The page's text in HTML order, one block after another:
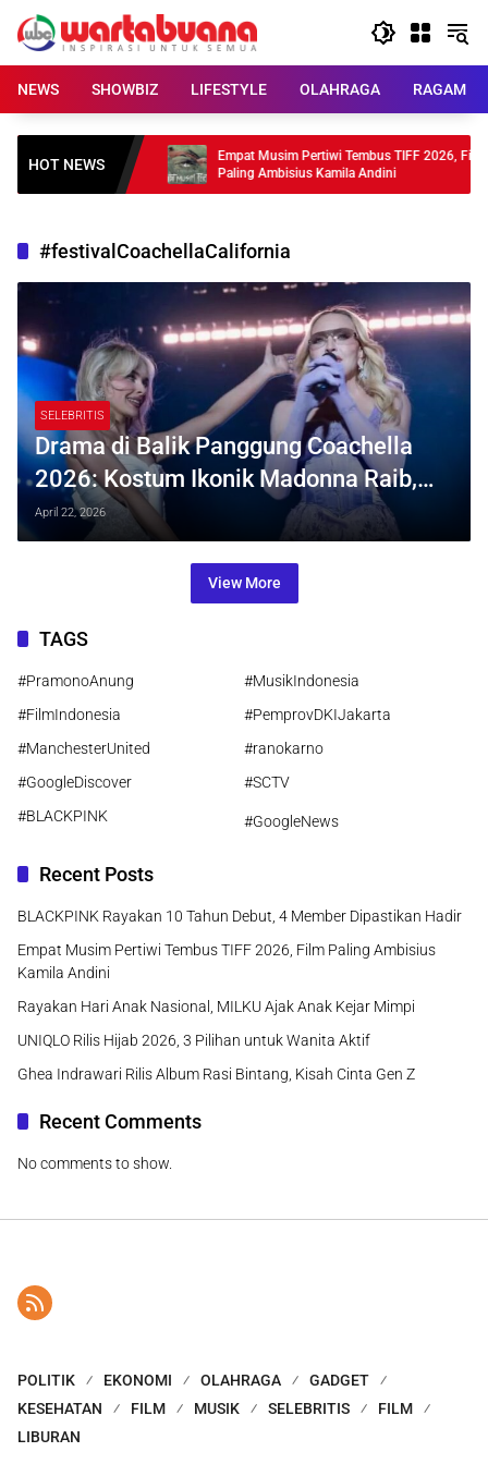
content
NEWS
SHOWBIZ LIFESTYLE OLAHRAGA RAGAM
HOT NEWS
Debut, 4
Empat Musim Pertiwi Tembus TIFF 2026, Film
Paling Ambisius Kamila Andini
#festivalCoachellaCalifornia
SELEBRITIS
Drama di Balik Panggung Coachella
2026: Kostum Ikonik Madonna Raib,
Ada Apa Sebenarnya?
April 22, 2026
View More
TAGS
#PramonoAnung
#MusikIndonesia
#FilmIndonesia
#PemprovDKIJakarta
#ManchesterUnited
#ranokarno
#GoogleDiscover
#SCTV
#BLACKPINK
#GoogleNews
Recent Posts
BLACKPINK Rayakan 10 Tahun Debut, 4 Member Dipastikan Hadir
Empat Musim Pertiwi Tembus TIFF 2026, Film Paling Ambisius
Kamila Andini
Rayakan Hari Anak Nasional, MILKU Ajak Anak Kejar Mimpi
UNIQLO Rilis Hijab 2026, 3 Pilihan untuk Wanita Aktif
Ghea Indrawari Rilis Album Rasi Bintang, Kisah Cinta Gen Z
Recent Comments
No comments to show.
POLITIK EKONOMI OLAHRAGA
GADGET
KESEHATAN
FILM MUSIK SELEBRITIS
FILM
LIBURAN